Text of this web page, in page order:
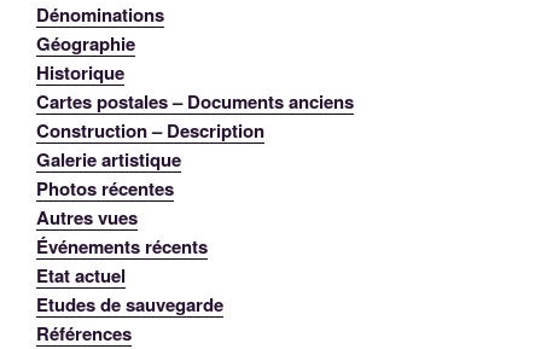
Dénominations
Géographie
Historique
Cartes postales – Documents anciens
Construction – Description
Galerie artistique
Photos récentes
Autres vues
Événements récents
Etat actuel
Etudes de sauvegarde
Références